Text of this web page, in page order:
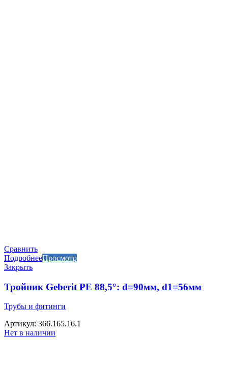
Сравнить
ПодробнееПросмотр
Закрыть
Тройник Geberit PE 88,5°: d=90мм, d1=56мм
Трубы и фитинги
Артикул: 366.165.16.1
Нет в наличии